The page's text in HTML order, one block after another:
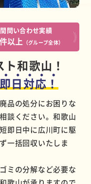
問い合わせ実績
以上 （グループ全体）
和歌山！
日対応！
品の処分にお困りな
談ください。和歌山
即日中に広川町に駆
一括回収いたしま
ミの分解など必要な